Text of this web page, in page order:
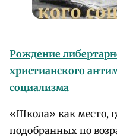
Рождение
христианского
социализма
«Школа» как место,
подобранных по